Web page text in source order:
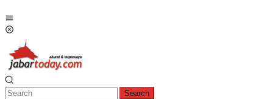
to
content
Search